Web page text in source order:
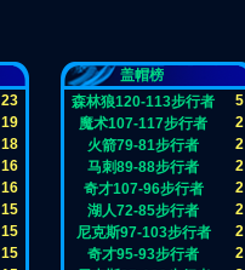
23
19
18
16
16
15
15
15
盖帽榜
森林狼120-113步行者
5
魔术107-117步行者
2
火箭79-81步行者
2
马刺89-88步行者
2
奇才107-96步行者
2
湖人72-85步行者
2
尼克斯97-103步行者
2
奇才95-93步行者
2